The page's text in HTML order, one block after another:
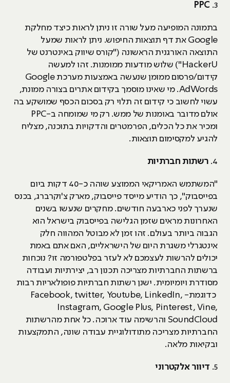
3.
PPC
בתמונה המופיעה מעל שורה זו ניתן לראות כיצד מחלקת
Google את דף תוצאות החיפוש. ניתן לראות שמעל
התוצאה האורגנית הראשונה ("קורס שיווק באינטרנט של
HackerU") שלוש מודעות ממומנות. זהו למעשה
קידום/פרסום ממומן שנעשה באמצעות מערכת Google
AdWords. מי שאינו מוסמך בקידום אתרים בצורה ממונת,
עשוי לחשוב כי קידום זה תלוי רק בסכום הכסף שמושקע בה
אולם מדובר באומנות של ממש. רק מי שמומחה ב-PPC
ומכיר את כל הכלים, הפרמטרים והדקויות בתוכנה, מצליח
להגיע למקסימום תוצאות.
4. רשתות חברתיות
"המשתמש האמריקאי הממוצע שוהה כ-40 דקות ביום
בפייסבוק", כך הודיע מייסד פייסבוק, מארק צ'וקרברג, בכנס
שנערך לפני כארבעה חודשים. מחקרים שנעשו בשנים
האחרונות מראים שזמן הגלישה בפייסבוק בישראל הוא
הגבוה ביותר בעולם. זהו זמן לא מבוטל המהווה חלק
אינטגרלי משגרת היום של הישראליים, האם אתם באמת
יכולים להרשות לעצמכם לא לעזר בפלטפורמה זו? נוכחות
ברשתות החברתיות מצריכה תכנון רב, יצירתיות ועבודה
מסודרת ויומיומית. ישנן רשתות חברתיות פופולאריות רבות
כדוגמת- Facebook, twitter, Youtube, LinkedIn,
Instagram, Google Plus, Pinterest, Vine,
SoundCloud והרשימה עוד ארוכה. כל אחת מהרשתות
החברתיות מצריכה מתודולוגיית עבודה שונה, התמקצעות
ובקיאות מלאה.
5. דיוור אלקטרוני